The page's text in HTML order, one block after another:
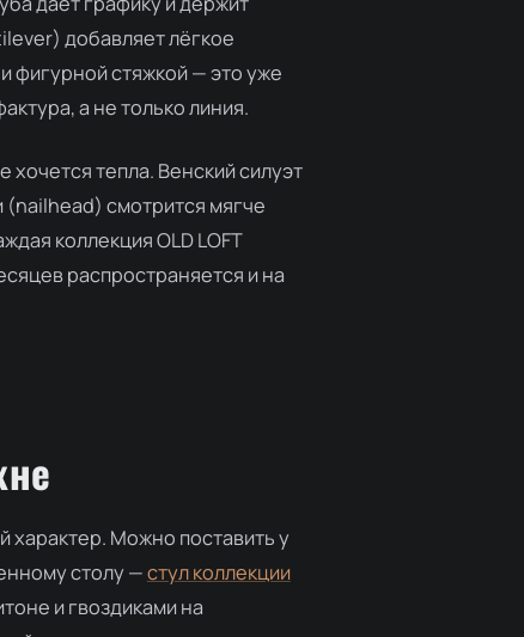
добавляет лёгкое
фигурной стяжкой — это уже
а не только линия.
тепла. Венский силуэт
(nailhead) смотрится мягче
коллекция OLD LOFT
распространяется и на
характер. Можно поставить у
столу —стул коллекции
и гвоздиками на